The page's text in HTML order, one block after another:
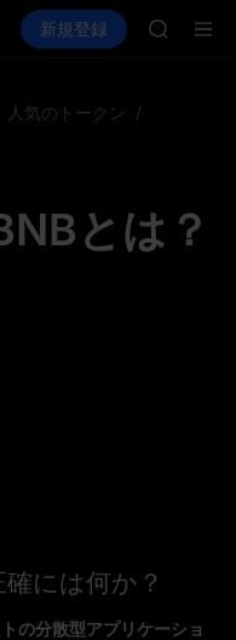
現物 先物取引
新規登録
ACE
SKYAI
ACE
人気のトークン
/
とは？
には何か？
の分散型アプリケーショ